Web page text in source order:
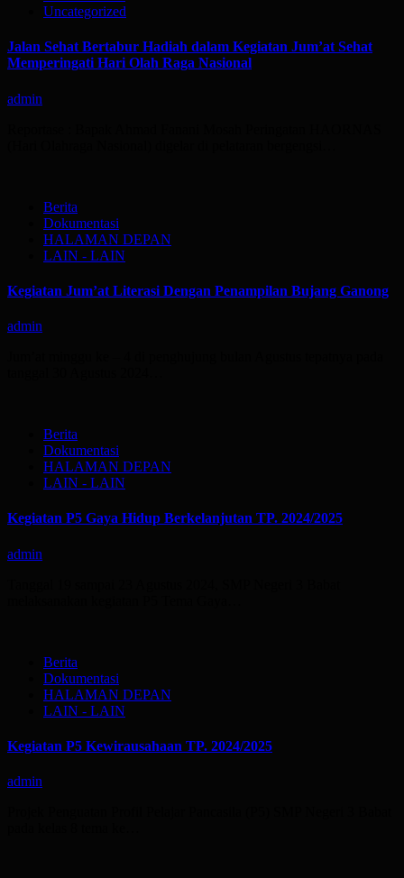
Uncategorized
Jalan Sehat Bertabur Hadiah dalam Kegiatan Jum’at Sehat
Memperingati Hari Olah Raga Nasional
admin
Berita
Dokumentasi
HALAMAN DEPAN
LAIN - LAIN
Kegiatan Jum’at Literasi Dengan Penampilan Bujang Ganong
admin
Berita
Dokumentasi
HALAMAN DEPAN
LAIN - LAIN
Kegiatan P5 Gaya Hidup Berkelanjutan TP. 2024/2025
admin
Berita
Dokumentasi
HALAMAN DEPAN
LAIN - LAIN
Kegiatan P5 Kewirausahaan TP. 2024/2025
admin